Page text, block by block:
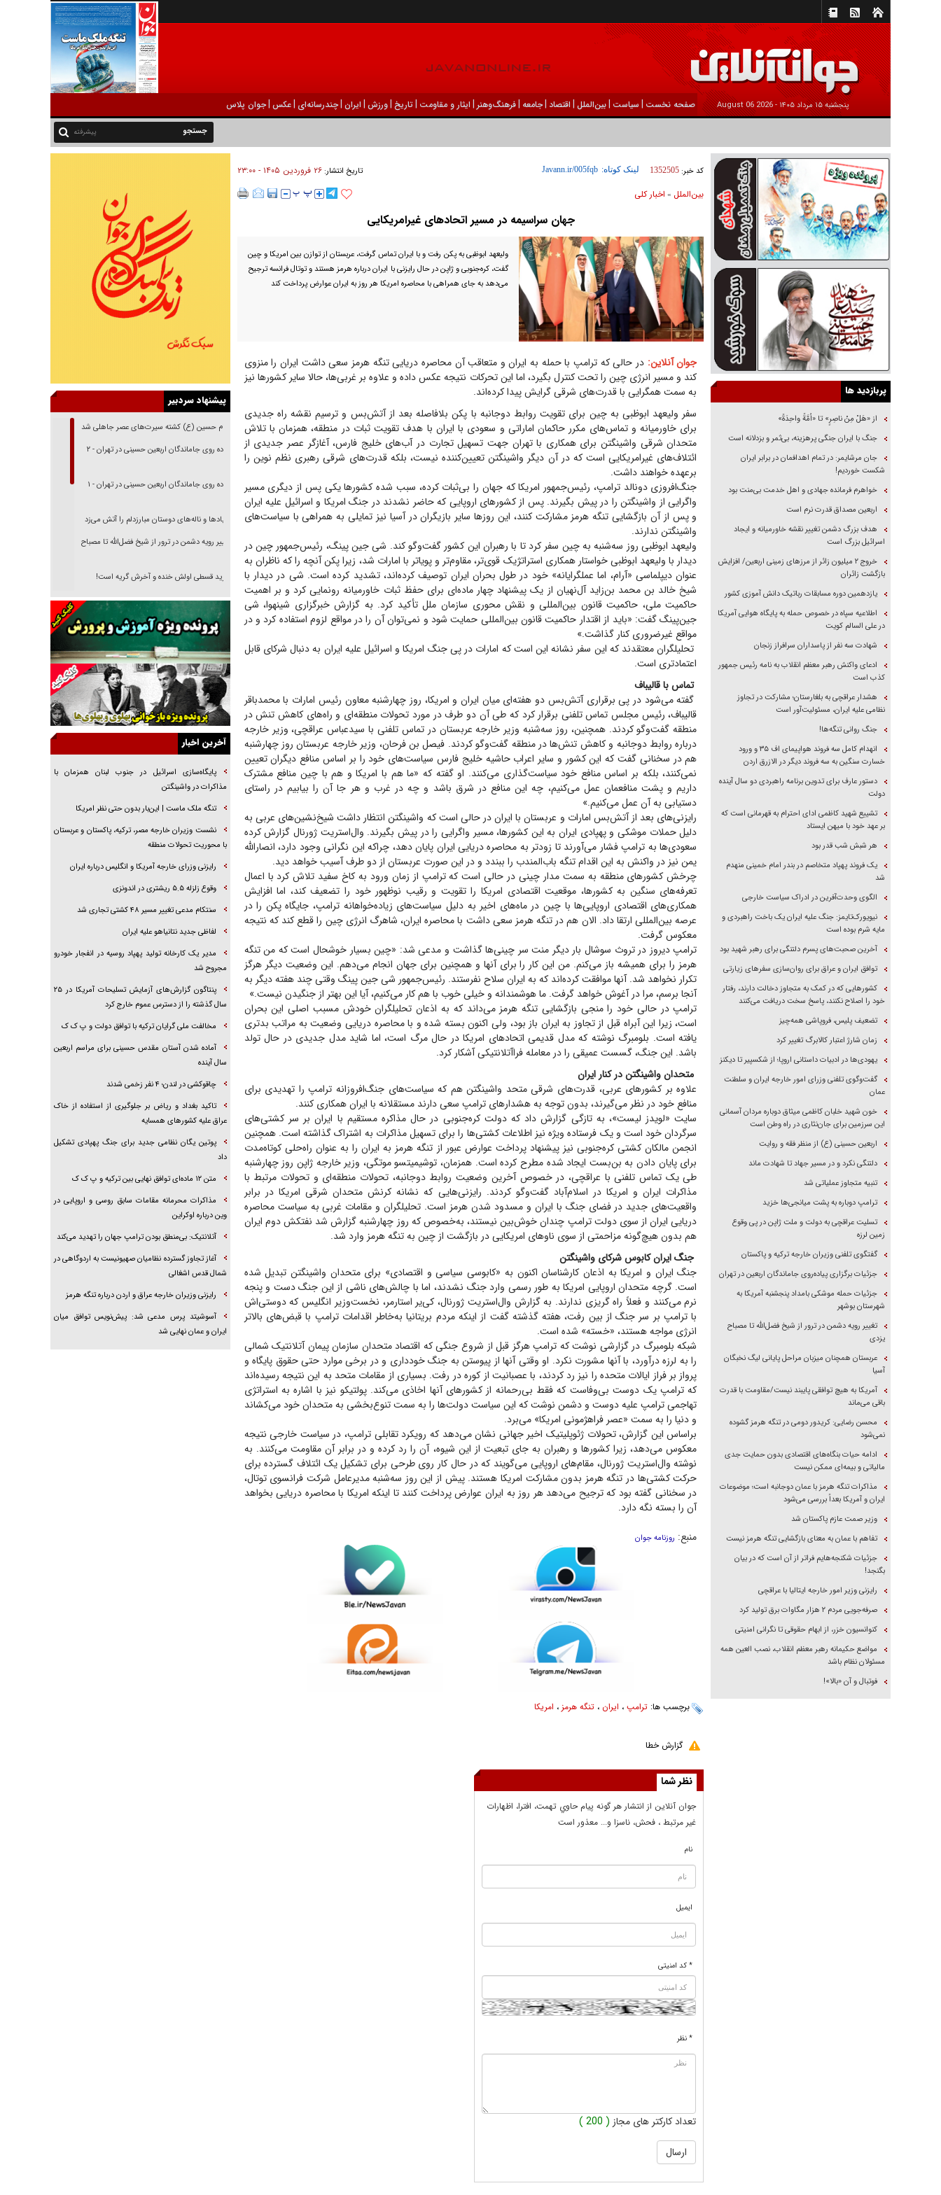
پنجشنبه ۱۵ مرداد ۱۴۰۵ - 2026 August 06 صفحه نخست | سیاست |بين‌الملل | اقتصاد |جامعه |فرهنگ‌و‌هنر | ایثار و مقاومت |تاریخ |ورزش | ايران |چندرسانه‌ای |عکس |جوان پلاس
پیشرفته
کد خبر: 1352505 لینک کوتاه: تاریخ انتشار:۲۶ فروردين ۱۴۰۵ - ۲۳:۰۰
بين‌الملل » اخبار كلی
جهان سراسیمه در مسیر اتحاد‌های غیرامریکایی
ولیعهد ابوظبی به پکن رفت و با ایران تماس گرفت، عربستان از توازن بین امریکا و چین
گفت، کره‌جنوبی و ژاپن در حال رایزنی با ایران درباره هرمز هستند و توتال فرانسه ترجیح
می‌دهد به جای همراهی با محاصره امریکا هر روز به ایران عوارض پرداخت کند
جوان آنلاین: در حالی که ترامپ با حمله به ایران و متعاقب آن محاصره دریایی تنگه هرمز سعی داشت ایران را منزوی
کند و مسیر انرژی چین را تحت کنترل بگیرد، اما این تحرکات نتیجه عکس داده و علاوه بر غربی‌ها، حالا سایر کشور‌ها نیز
به سمت همگرایی با قدرت‌های شرقی گرایش پیدا کرده‌اند.
سفر ولیعهد ابوظبی به چین برای تقویت روابط دوجانبه با پکن بلافاصله بعد از آتش‌بس و ترسیم نقشه راه جدیدی
برای خاورمیانه و تماس‌های مکرر حاکمان اماراتی و سعودی با ایران با هدف تقویت ثبات در منطقه، همزمان با تلاش
متحدان شرقی واشینگتن برای همکاری با تهران جهت تسهیل تجارت در آب‌های خلیج فارس، آغازگر عصر جدیدی از
ائتلاف‌های غیرامریکایی است که در آن دیگر واشینگتن تعیین‌کننده نیست، بلکه قدرت‌های شرقی رهبری نظم نوین را
برعهده خواهند داشت.
جنگ‌افروزی دونالد ترامپ، رئیس‌جمهور امریکا که جهان را بی‌ثبات کرده، سبب شده کشور‌ها یکی پس از دیگری مسیر
واگرایی از واشینگتن را در پیش بگیرند. پس از کشور‌های اروپایی که حاضر نشدند در جنگ امریکا و اسرائیل علیه ایران
و پس از آن بازگشایی تنگه هرمز مشارکت کنند، این روز‌ها سایر بازیگران در آسیا نیز تمایلی به همراهی با سیاست‌های
واشینگتن ندارند.
ولیعهد ابوظبی روز سه‌شنبه به چین سفر کرد تا با رهبران این کشور گفت‌و‌گو کند. شی جین پینگ، رئیس‌جمهور چین در
دیدار با ولیعهد ابوظبی خواستار همکاری استراتژیک قوی‌تر، مقاوم‌تر و پویاتر با امارات شد، زیرا پکن آنچه را که ناظران به
عنوان دیپلماسی «آرام، اما عملگرایانه» خود در طول بحران ایران توصیف کرده‌اند، تشدید کرده است. شی در دیدار با
شیخ خالد بن محمد بن‌زاید آل‌نهیان از یک پیشنهاد چهار ماده‌ای برای حفظ ثبات خاورمیانه رونمایی کرد و بر اهمیت
حاکمیت ملی، حاکمیت قانون بین‌المللی و نقش محوری سازمان ملل تأکید کرد. به گزارش خبرگزاری شینهوا، شی
جین‌پینگ گفت: «باید از اقتدار حاکمیت قانون بین‌المللی حمایت شود و نمی‌توان آن را در مواقع لزوم استفاده کرد و در
مواقع غیرضروری کنار گذاشت.»
تحلیلگران معتقدند که این سفر نشانه این است که امارات در پی جنگ امریکا و اسرائیل علیه ایران به دنبال شرکای قابل
اعتمادتری است.
تماس با قالیباف
گفته می‌شود در پی برقراری آتش‌بس دو هفته‌ای میان ایران و امریکا، روز چهارشنبه معاون رئیس امارات با محمدباقر
قالیباف، رئیس مجلس تماس تلفنی برقرار کرد که طی آن دو طرف در مورد تحولات منطقه‌ای و راه‌های کاهش تنش در
منطقه گفت‌و‌گو کردند. همچنین، روز سه‌شنبه وزیر خارجه عربستان در تماس تلفنی با سیدعباس عراقچی، وزیر خارجه
درباره روابط دوجانبه و کاهش تنش‌ها در منطقه گفت‌و‌گو کردند. فیصل بن فرحان، وزیر خارجه عربستان روز چهارشنبه
هم در سخنانی گفت که این کشور و سایر اعراب حاشیه خلیج فارس سیاست‌های خود را بر اساس منافع دیگران تعیین
نمی‌کنند، بلکه بر اساس منافع خود سیاست‌گذاری می‌کنند. او گفته که «ما هم با امریکا و هم با چین منافع مشترک
داریم و پشت منافعمان عمل می‌کنیم، چه این منافع در شرق باشد و چه در غرب و هر جا آن را بیابیم در راستای
دستیابی به آن عمل می‌کنیم.»
رایزنی‌های بعد از آتش‌بس امارات و عربستان با ایران در حالی است که واشینگتن انتظار داشت شیخ‌نشین‌های عربی به
دلیل حملات موشکی و پهپادی ایران به این کشورها، مسیر واگرایی را در پیش بگیرند. وال‌استریت ژورنال گزارش کرده
سعودی‌ها به ترامپ فشار می‌آورند تا زودتر به محاصره دریایی ایران پایان دهد، چراکه این نگرانی وجود دارد، انصارالله
یمن نیز در واکنش به این اقدام تنگه باب‌المندب را ببندد و در این صورت عربستان از دو طرف آسیب خواهد دید.
چرخش کشور‌های منطقه به سمت مدار چینی در حالی است که ترامپ از زمان ورود به کاخ سفید تلاش کرد با اعمال
تعرفه‌های سنگین به کشورها، موقعیت اقتصادی امریکا را تقویت و رقیب نوظهور خود را تضعیف کند، اما افزایش
همکاری‌های اقتصادی اروپایی‌ها با چین در ماه‌های اخیر به دلیل سیاست‌های زیاده‌خواهانه ترامپ، جایگاه پکن را در
عرصه بین‌المللی ارتقا داد. الان هم در تنگه هرمز سعی داشت با محاصره ایران، شاهرگ انرژی چین را قطع کند که نتیجه
معکوس گرفت.
ترامپ دیروز در تروث سوشال بار دیگر منت سر چینی‌ها گذاشت و مدعی شد: «چین بسیار خوشحال است که من تنگه
هرمز را برای همیشه باز می‌کنم. من این کار را برای آنها و همچنین برای جهان انجام می‌دهم. این وضعیت دیگر هرگز
تکرار نخواهد شد. آنها موافقت کرده‌اند که به ایران سلاح نفرستند. رئیس‌جمهور شی جین پینگ وقتی چند هفته دیگر به
آنجا برسم، مرا در آغوش خواهد گرفت. ما هوشمندانه و خیلی خوب با هم کار می‌کنیم، آیا این بهتر از جنگیدن نیست.»
ترامپ در حالی خود را منجی بازگشایی تنگه هرمز می‌داند که به اذعان تحلیلگران خودش مسبب اصلی این بحران
است، زیرا این آبراه قبل از تجاوز به ایران باز بود، ولی اکنون بسته شده و با محاصره دریایی وضعیت به مراتب بدتری
یافته است. بلومبرگ نوشته که مدل قدیمی اتحاد‌های امریکا در حال مرگ است، اما شاید مدل جدیدی در حال تولد
باشد. این جنگ، گسست عمیقی را در معامله فراآتلانتیکی آشکار کرد.
متحدان واشینگتن در کنار ایران
علاوه بر کشور‌های عربی، قدرت‌های شرقی متحد واشینگتن هم که سیاست‌های جنگ‌افروزانه ترامپ را تهدیدی برای
منافع خود در نظر می‌گیرند، بدون توجه به هشدار‌های ترامپ سعی دارند مستقلانه با ایران همکاری کنند.
سایت «لویدز لیست»، به تازگی گزارش داد که دولت کره‌جنوبی در حال مذاکره مستقیم با ایران بر سر کشتی‌های
سرگردان خود است و یک فرستاده ویژه نیز اطلاعات کشتی‌ها را برای تسهیل مذاکرات به اشتراک گذاشته است. همچنین
انجمن مالکان کشتی کره‌جنوبی نیز پیشنهاد پرداخت عوارض عبور از تنگه هرمز به ایران را به عنوان راه‌حلی کوتاه‌مدت
برای پایان دادن به بن‌بست ایجاد شده مطرح کرده است. همزمان، توشیمیتسو موتگی، وزیر خارجه ژاپن روز چهارشنبه
طی یک تماس تلفنی با عراقچی، در خصوص آخرین وضعیت روابط دوجانبه، تحولات منطقه‌ای و تحولات مرتبط با
مذاکرات ایران و امریکا در اسلام‌آباد گفت‌و‌گو کردند. رایزنی‌هایی که نشانه کرنش متحدان شرقی امریکا در برابر
واقعیت‌های جدید در فضای جنگ با ایران و مسدود شدن هرمز است. تحلیلگران و مقامات غربی به سیاست محاصره
دریایی ایران از سوی دولت ترامپ چندان خوش‌بین نیستند، به‌خصوص که روز چهارشنبه گزارش شد نفتکش دوم ایران
هم بدون هیچ‌گونه مزاحمتی از سوی ناو‌های امریکایی در بازگشت از چین به تنگه هرمز وارد شد.
جنگ ایران کابوس شرکای واشینگتن
جنگ ایران و امریکا به اذعان کارشناسان اکنون به «کابوسی سیاسی و اقتصادی» برای متحدان واشینگتن تبدیل شده
است. گرچه متحدان اروپایی امریکا به طور رسمی وارد جنگ نشدند، اما با چالش‌های ناشی از این جنگ دست و پنجه
نرم می‌کنند و فعلاً راه گریزی ندارند. به گزارش وال‌استریت ژورنال، کی‌یر استارمر، نخست‌وزیر انگلیس که دوستی‌اش
با ترامپ بر سر جنگ از بین رفت، هفته گذشته گفت از اینکه مردم بریتانیا به‌خاطر اقدامات ترامپ با قبض‌های بالاتر
انرژی مواجه هستند، «خسته» شده است.
شبکه بلومبرگ در گزارشی نوشت که ترامپ هرگز قبل از شروع جنگی که اقتصاد متحدان سازمان پیمان آتلانتیک شمالی
را به لرزه درآورد، با آنها مشورت نکرد. او وقتی آنها از پیوستن به جنگ خودداری و در برخی موارد حتی حقوق پایگاه و
پرواز بر فراز ایالات متحده را نیز رد کردند، با عصبانیت از کوره در رفت. بسیاری از مقامات متحد به این نتیجه رسیده‌اند
که ترامپ یک دوست بی‌وفاست که فقط بی‌رحمانه از کشور‌های آنها اخاذی می‌کند. پولتیکو نیز با اشاره به استراتژی
تهاجمی ترامپ علیه دوست و دشمن نوشت که این سیاست دولت‌ها را به سمت تنوع‌بخشی به متحدان خود می‌کشاند
و دنیا را به سمت «عصر فراهژمونی امریکا» می‌برد.
براساس این گزارش، تحولات ژئوپلیتیک اخیر جهانی نشان می‌دهد که رویکرد تقابلی ترامپ، در سیاست خارجی نتیجه
معکوس می‌دهد، زیرا کشور‌ها و رهبران به جای تبعیت از این شیوه، آن را رد کرده و در برابر آن مقاومت می‌کنند. به
نوشته وال‌استریت ژورنال، مقام‌های اروپایی می‌گویند که در حال کار روی طرحی برای تشکیل یک ائتلاف گسترده برای
حرکت کشتی‌ها در تنگه هرمز بدون مشارکت امریکا هستند. پیش از این روز سه‌شنبه مدیرعامل شرکت فرانسوی توتال،
در سخنانی گفته بود که ترجیح می‌دهد هر روز به ایران عوارض پرداخت کنند تا اینکه امریکا با محاصره دریایی بخواهد
آن را بسته نگه دارد.
منبع: روزنامه جوان
برچسب ها: ترامپ، ایران ، تنگه هرمز، امریکا
گزارش خطا
نظر شما
جوان آنلاين از انتشار هر گونه پيام حاوي تهمت، افترا، اظهارات
غير مرتبط ، فحش، ناسزا و... معذور است
نام
ایمیل
* کد امنیتی
* نظر
تعداد کارکتر های مجاز ( 200 )
پربازدید ها
از «هَلْ مِنْ ناصِرٍ» تا «اُمَّةً واحِدَةً»
جنگ با ایران جنگی پرهزینه، بی‌ثمر و بزدلانه است
جان مرشایمر: در تمام اهدافمان در برابر ایران
شکست خوردیم!
خواهرم فرمانده جهادی و اهل خدمت بی‌منت بود
اربعین مصداق قدرت نرم است
هدف بزرگ دشمن تغییر نقشه خاورمیانه و ایجاد
اسرائیل بزرگ است
‌خروج ۲ میلیون زائر از مرز‌های زمینی اربعین/ افزایش
بازگشت زائران
یازدهمین دوره مسابقات رباتیک دانش آموزی کشور
اطلاعیه سپاه در خصوص حمله به پایگاه هوایی آمریکا
در علی السالم کویت
شهادت سه نفر از پاسداران سرافراز زنجان
ادعای واکنش رهبر معظم انقلاب به نامه رئیس جمهور
کذب است
هشدار عراقچی به بلغارستان؛ مشارکت در تجاوز
نظامی علیه ایران، مسئولیت‌آور است
جنگ روانی تنگه‌ها!
انهدام کامل سه فروند هواپیمای اف ۳۵ و ورود
خسارت سنگین به سه فروند دیگر در الازرق اردن
دستور عارف برای تدوین برنامه راهبردی دو سال آینده
دولت
تشییع شهید کاظمی ادای احترام به قهرمانی است که
بر عهد خود با میهن ایستاد
هر شبش شب قدر بود
یک فروند پهپاد متخاصم در بندر امام خمینی منهدم
شد
الگوی وحدت‌آفرین در ادراک سیاست خارجی
نیویورک‌تایمز: جنگ علیه ایران یک باخت راهبردی و
مایه شرم بوده است
آخرین صحبت‌های پسرم دلتنگی برای رهبر شهید بود
توافق ایران و عراق برای روان‌سازی سفر‌های زیارتی
کشور‌هایی که در کمک به متجاوز دخالت دارند، رفتار
خود را اصلاح نکنند، پاسخ سخت دریافت می‌کنند
تضعیف پلیس، فروپاشی همه‌چیز
زمان شارژ اعتبار کالابرگ تغییر کرد
یهودی‌ها در ادبیات داستانی اروپا؛ از شکسپیر تا دیکنز
گفت‌وگوی تلفنی وزرای امور خارجه ایران و سلطنت
عمان
خون شهید خلبان کاظمی میثاق دوباره مردان آسمانی
این سرزمین برای جان‌نثاری در راه وطن است
اربعین حسینی (ع) از منظر فقه و روایت
دلتنگی نکرد و در مسیر جهاد تا شهادت ماند
تنبیه متجاوز عملیاتی شد
ترامپ دوباره به پشت میانجی‌ها خزید
تسلیت عراقچی به دولت و ملت ژاپن در پی وقوع
زمین لرزه
گفتگوی تلفنی وزیران خارجه ترکیه و پاکستان
جزئیات برگزاری پیاده‌روی جاماندگان اربعین در تهران
جزئیات حمله موشکی بامداد پنجشنبه آمریکا به
شهرستان بوشهر
تغییر رویه دشمن در ترور از شیخ فضل‌الله تا مصباح
یزدی
عربستان همچنان میزبان مراحل پایانی لیگ نخبگان
آسیا
آمریکا به هیچ توافقی پایبند نیست/مقاومت با قدرت
باقی می‌ماند
محسن رضایی: کریدور دومی در تنگه هرمز گشوده
نمی‌شود
ادامه حیات بنگاه‌های اقتصادی بدون حمایت جدی
مالیاتی و بیمه‌ای ممکن نیست
مذاکرات تنگه هرمز با عمان دوجانبه است؛ موضوعات
ایران و آمریکا بعداً بررسی می‌شود
وزیر صمت عازم پاکستان شد
تفاهم با عمان به معنای بازگشایی تنگه هرمز نیست
جزئیات شکنجه‌هایم فراتر از آن است که در بیان
بگنجد!
رایزنی وزیر امور خارجه ایتالیا با عراقچی
صرفه‌جویی مردم ۲ هزار مگاوات برق تولید کرد
کنوانسیون خزر، از ابهام حقوقی تا نگرانی امنیتی
مواضع حکیمانه رهبر معظم انقلاب، نصب العین همه
مسئولان نظام باشد
فوتبال و آن «بالا»!
پیشنهاد سردبیر
امام حسین (ع) کشته سیرت‌های عصر جاهلی شد
پیاده روی جاماندگان اربعین حسینی در تهران - ۲
پیاده روی جاماندگان اربعین حسینی در تهران - ۱
فریاد‌ها و ناله‌های دوستان مبارزدلم را آتش می‌زد
تغییر رویه دشمن در ترور از شیخ فضل‌الله تا مصباح
خرید قسطی اولش خنده و آخرش گریه است!
فوتبال و آن «بالا»!
راهبرد غافلگیری با نسل جدید پهپاد‌ها
جنجال پزشکان تقلبی در صنعت زیبایی
یهودی‌ها در ادبیات داستانی اروپا؛ از شکسپیر تا
دیکنز
گفت‌وگو با خواهر یکی از شهدای جنگ رمضان/
خواهرم فرمانده جهادی و اهل خدمت بی‌منت بود
جزئیات شکنجه‌هایم فراتر از آن است که در بیان
بگنجد!
گزارش «جوان» از قوانین سخت‌گیرانه ۶ قاره در
برابر یورش به پاسگاه‌های پلیس
تحلیل ابعاد پیام رهبر انقلاب به حزب‌الله/ مقاومت
گفت‌و‌گو اختصاصی با همسر فرمانده شهید حزب‌الله
آخرین اخبار
پایگاه‌سازی اسرائیل در جنوب لبنان همزمان با
مذاکرات در واشینگتن
تنگه ملک ماست | این‌بار بدون حتی نظر امریکا
نشست وزیران خارجه مصر، ترکیه، پاکستان و عربستان
با محوریت تحولات منطقه
رایزنی وزرای خارجه آمریکا و انگلیس درباره ایران
وقوع زلزله ۵.۵ ریشتری در اندونزی
سنتکام مدعی تغییر مسیر ۴۸ کشتی تجاری شد
لفاظی جدید نتانیاهو علیه ایران
مدیر یک کارخانه تولید پهپاد روسیه در انفجار خودرو
مجروح شد
پنتاگون گزارش‌های آزمایش تسلیحات آمریکا در ۲۵
سال گذشته را از دسترس عموم خارج کرد
مخالفت ملی گرایان ترکیه با توافق دولت و پ ک ک
آماده شدن آستان مقدس حسینی برای مراسم اربعین
سال آینده
چاقوکشی در لندن؛ ۴ نفر زخمی شدند
تاکید بغداد و ریاض بر جلوگیری از استفاده از خاک
عراق علیه کشور‌های همسایه
پوتین یگان نظامی جدید برای جنگ پهپادی تشکیل
داد
متن ۱۲ ماده‌ای توافق نهایی بین ترکیه و پ ک ک
مذاکرات محرمانه مقامات سابق روسی و اروپایی در
وین درباره اوکراین
آتلانتیک: بی‌منطق بودن ترامپ جهان را تهدید می‌کند
آغاز تجاوز گسترده نظامیان صهیونیست به اردوگاهی در
شمال قدس اشغالی
رایزنی وزیران خارجه عراق و اردن درباره تنگه هرمز
آسوشیتد پرس مدعی شد: پیش‌نویس توافق میان
ایران و عمان نهایی شد